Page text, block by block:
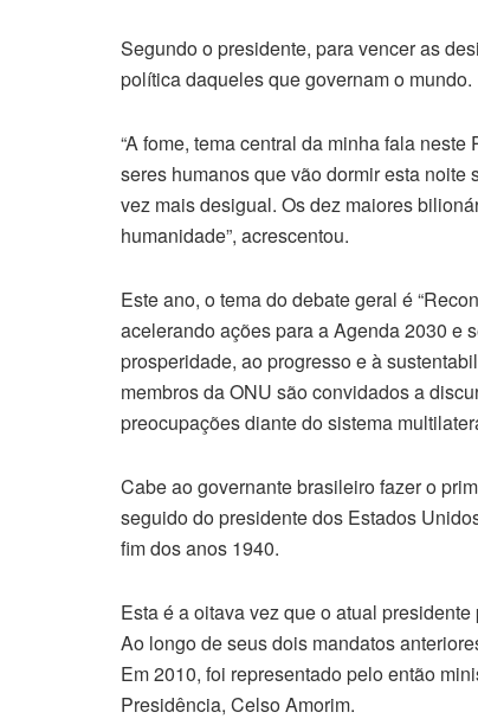
Segundo o presidente, para vencer as
política daqueles que governam o mundo.
“A fome, tema central da minha fala
seres humanos que vão dormir esta noite
vez mais desigual. Os dez maiores
humanidade”, acrescentou.
Este ano, o tema do debate geral é
acelerando ações para a Agenda 2030 e
prosperidade, ao progresso e à
membros da ONU são convidados a
preocupações diante do sistema
Cabe ao governante brasileiro fazer o
seguido do presidente dos Estados
fim dos anos 1940.
Esta é a oitava vez que o atual
Ao longo de seus dois mandatos
Em 2010, foi representado pelo então
Presidência, Celso Amorim.